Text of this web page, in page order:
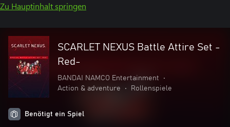
Zu Hauptinhalt springen
SCARLET NEXUS Battle Attire Set -
Red-
BANDAI NAMCO Entertainment
•
Action & adventure
• Rollenspiele
Benötigt ein Spiel